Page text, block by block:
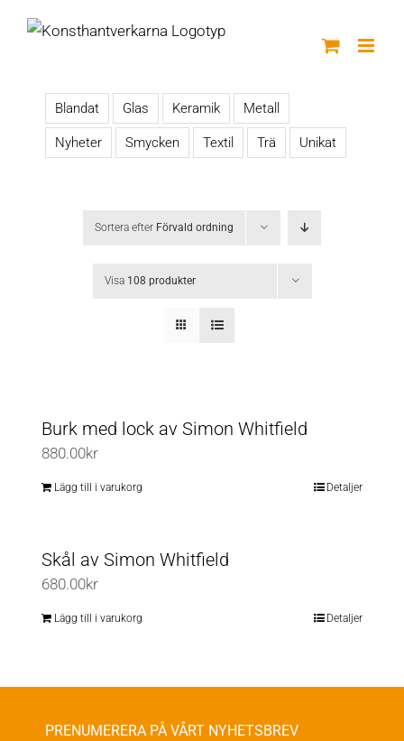
Blandat Glas Keramik Metall
Nyheter Smycken Textil Trä Unikat
Sortera efter Förvald ordning
Visa 108 produkter
Burk med lock av Simon Whitfield
880.00kr
Lägg till i varukorg Detaljer
Skål av Simon Whitfield
680.00kr
Lägg till i varukorg Detaljer
PRENUMERERA PÅ VÅRT NYHETSBREV